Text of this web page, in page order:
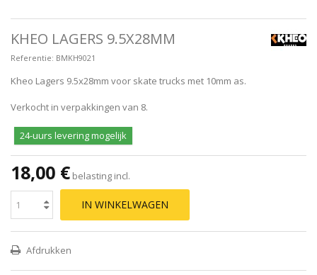
KHEO LAGERS 9.5X28MM
Referentie: BMKH9021
Kheo Lagers 9.5x28mm voor skate trucks met 10mm as.
Verkocht in verpakkingen van 8.
24-uurs levering mogelijk
18,00 € belasting incl.
IN WINKELWAGEN
Afdrukken